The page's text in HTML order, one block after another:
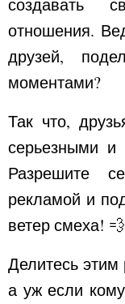
создавать
отношения.
друзей,
моментами?
Так что,
серьезными
Разрешите
рекламой и
ветер смеха!
Делитесь
а уж если кому